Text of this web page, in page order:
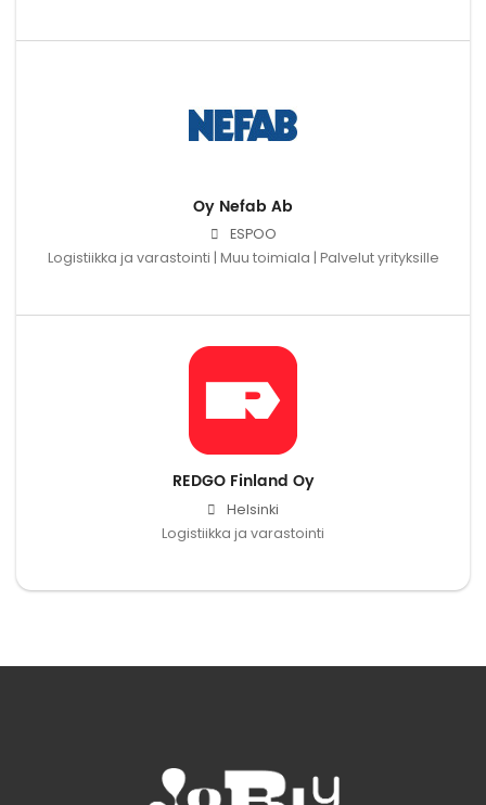
Oy Nefab Ab
ESPOO
Logistiikka ja varastointi | Muu toimiala | Palvelut yrityksille
REDGO Finland Oy
Helsinki
Logistiikka ja varastointi